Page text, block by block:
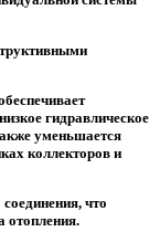
гидравлическое
уменьшается
коллекторов и
что
отопления.